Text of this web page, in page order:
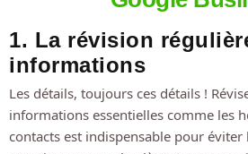
1. La révision
informations
Les détails, toujours ces détails !
informations essentielles comme les
contacts est indispensable pour éviter